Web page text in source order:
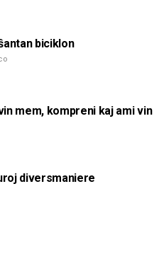
biciklon
mem, kompreni kaj ami vin
diversmaniere